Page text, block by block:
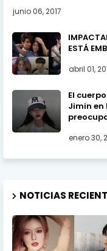
junio 06, 2017
ESTÁ
abril 01,
El
Jimin
enero 30,
NOTICIAS